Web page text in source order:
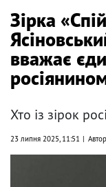
Зірка
вважає
Хто із зірок
23 липня 2025, 11:51